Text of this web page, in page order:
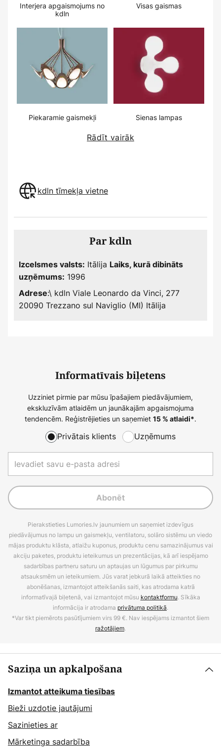
Interjera apgaismojums no
kdln
Visas gaismas
Piekaramie gaismekļi Sienas lampas
Rādīt vairāk
kdln tīmekļa vietne
Par kdln
Izcelsmes valsts: Itālija Laiks, kurā dibināts
uzņēmums: 1996
Adrese:\ kdln Viale Leonardo da Vinci, 277
20090 Trezzano sul Naviglio (MI) Itālija
Informatīvais biļetens
Uzziniet pirmie par mūsu īpašajiem piedāvājumiem,
ekskluzīvām atlaidēm un jaunākajām apgaismojuma
tendencēm. Reģistrējieties un saņemiet 15 % atlaidi*.
Privātais klients Uzņēmums
Abonēt
Pierakstieties Lumories.lv jaunumiem un saņemiet izdevīgus
piedāvājumus no lampu un gaismekļu, ventilatoru, solāro sistēmu un viedo
mājas produktu klāsta, atlaižu kuponus, produktu cenu samazinājumus vai
akciju paketes, produktu ieteikumus un prezentācijas, kā arī iespējamo
sadarbības partneru saturu un aptaujas un lūgumus par pirkumu
atsauksmēm un ieteikumiem. Jūs varat jebkurā laikā atteikties no
abonēšanas, izmantojot atteikšanās saiti, kas atrodama katrā
informatīvajā biļetenā, vai izmantojot mūsu kontaktformu. Sīkāka
informācija ir atrodama privātuma politikā.
*Var tikt piemērots pasūtījumiem virs 99 €. Nav iespējams izmantot šiem
ražotājiem.
Saziņa un apkalpošana
Izmantot atteikuma tiesības
Bieži uzdotie jautājumi
Sazinieties ar
Mārketinga sadarbība